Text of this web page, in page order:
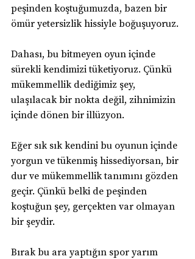
peşinden koştuğumuzda, bazen bir
ömür yetersizlik hissiyle boğuşuyoruz.
Dahası, bu bitmeyen oyun içinde
sürekli kendimizi tüketiyoruz. Çünkü
mükemmellik dediğimiz şey,
ulaşılacak bir nokta değil, zihnimizin
içinde dönen bir illüzyon.
Eğer sık sık kendini bu oyunun içinde
yorgun ve tükenmiş hissediyorsan, bir
dur ve mükemmellik tanımını gözden
geçir. Çünkü belki de peşinden
koştuğun şey, gerçekten var olmayan
bir şeydir.
Bırak bu ara yaptığın spor yarım